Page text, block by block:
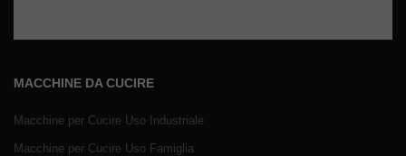
MACCHINE DA CUCIRE
Macchine per Cucire Uso Industriale
Macchine per Cucire Uso Famiglia